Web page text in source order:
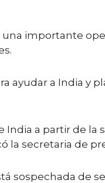
importante
a India y
India a partir de
la secretaria de
sospechada de